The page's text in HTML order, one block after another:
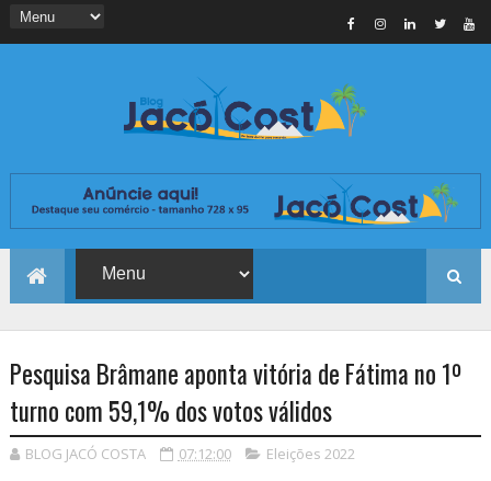
Pesquisa Brâmane aponta vitória de Fátima no 1º
turno com 59,1% dos votos válidos
BLOG JACÓ COSTA 07:12:00 Eleições 2022